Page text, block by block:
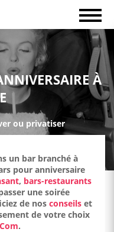
À
ou privatiser
un bar branché à
pour anniversaire
, bars-restaurants
une soirée
de nos conseilset
de votre choix
.